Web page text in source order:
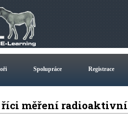
Spolupráce Registrace
říci měření